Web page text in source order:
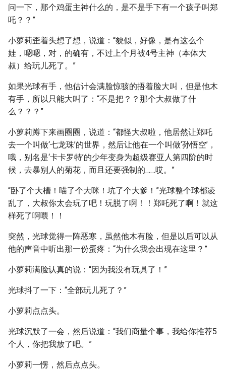
问一下，那个鸡蛋主神什么的，是不是手下有一个孩子叫郑
吒？？”
小萝莉歪着头想了想，说道：“貌似，好像，是有这么个
娃，嗯嗯，对，的确有，不过上个月被4号主神（本体大
叔）给玩儿死了。”
如果光球有手，他估计会满脸惊骇的捂着脸大叫，但是他木
有手，所以只能大叫了：“不是把？？那个大叔做了什
么？？？”
小萝莉蹲下来画圈圈，说道：“都怪大叔啦，他居然让郑吒
去一个叫做‘七龙珠’的世界，然后让他在一个叫做‘孙悟空’，
哦，别名是‘卡卡罗特’的少年变身为超级赛亚人第四阶的时
候，去暴别人的菊花，而且还要强制的……哎。”
“卧了个大槽！喵了个大咪！坑了个大爹！”光球整个球都凌
乱了，大叔你太会玩了吧！玩脱了啊！！郑吒死了啊！就这
样死了啊喂！！
突然，光球觉得一阵恶寒，虽然他木有脸，但是以后可以从
他的声音中听出那一份蛋疼：“为什么我会出现在这里？”
小萝莉满脸认真的说：“因为我没有玩具了！”
光球抖了一下：“全部玩儿死了？”
小萝莉点点头。
光球沉默了一会，然后说道：“我们商量个事，我给你推荐5
个人，你把我放了吧。”
小萝莉一愣，然后点点头。